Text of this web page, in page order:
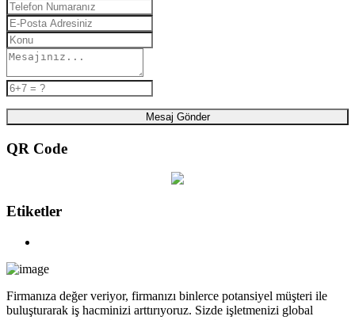
Mesaj Gönder
QR Code
Etiketler
Firmanıza değer veriyor, firmanızı binlerce potansiyel müşteri ile
buluşturarak iş hacminizi arttırıyoruz. Sizde işletmenizi global